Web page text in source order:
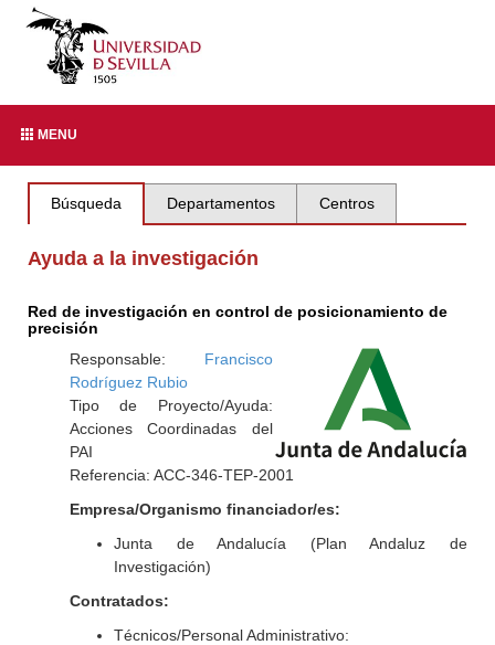
MENU
Búsqueda Departamentos Centros
Ayuda a la investigación
Red de investigación en control de posicionamiento de
precisión
Responsable: Francisco
Rodríguez Rubio
Tipo de Proyecto/Ayuda:
Acciones Coordinadas del
PAI
Referencia: ACC-346-TEP-2001
Empresa/Organismo financiador/es:
Junta de Andalucía (Plan Andaluz de
Investigación)
Contratados:
Técnicos/Personal Administrativo: